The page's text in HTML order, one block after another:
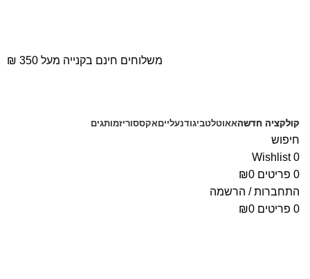
קולקציה חדשהאאוטלטביגודנעלייםאקססוריזמותגים
חיפוש
0
Wishlist
0 פריטים ₪0
התחברות / הרשמה
0 פריטים ₪0
משלוחים חינם בקנייה מעל 350 ₪